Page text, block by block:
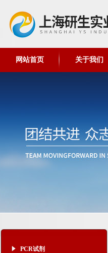
网站首页 关于我们
PCR试剂